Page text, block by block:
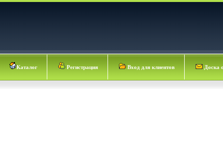
Каталог Регистрация Вход для клиентов Доска